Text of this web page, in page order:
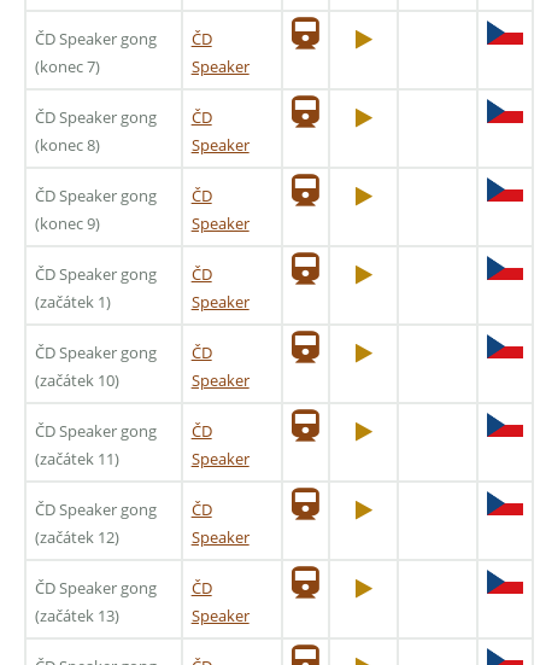
ČD Speaker gong
(konec 7)
ČD
Speaker
ČD Speaker gong
(konec 8)
ČD
Speaker
ČD Speaker gong
(konec 9)
ČD
Speaker
ČD Speaker gong
(začátek 1)
ČD
Speaker
ČD Speaker gong
(začátek 10)
ČD
Speaker
ČD Speaker gong
(začátek 11)
ČD
Speaker
ČD Speaker gong
(začátek 12)
ČD
Speaker
ČD Speaker gong
(začátek 13)
ČD
Speaker